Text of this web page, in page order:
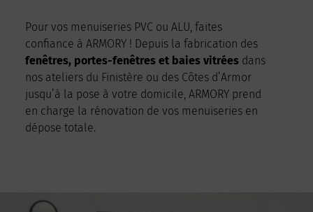
Pour vos menuiseries PVC ou ALU, faites
confiance à ARMORY ! Depuis la fabrication des
fenêtres, portes-fenêtres et baies vitréesdans
nos ateliers du Finistère ou des Côtes d’Armor
jusqu’à la pose à votre domicile, ARMORY prend
en charge la rénovation de vos menuiseries en
dépose totale.